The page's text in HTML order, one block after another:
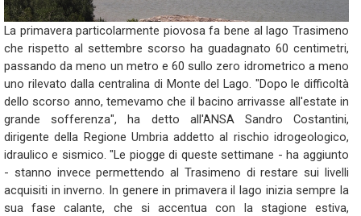
La primavera particolarmente piovosa fa bene al lago Trasimeno
che rispetto al settembre scorso ha guadagnato 60 centimetri,
passando da meno un metro e 60 sullo zero idrometrico a meno
uno rilevato dalla centralina di Monte del Lago. "Dopo le difficoltà
dello scorso anno, temevamo che il bacino arrivasse all'estate in
grande
sofferenza", ha detto all'ANSASandro
Costantini,
dirigente della Regione Umbria addetto al rischio idrogeologico,
idraulico e sismico. "Le piogge di queste settimane - ha aggiunto
- stanno invece permettendo al Trasimeno di restare sui livelli
acquisiti in inverno. In genere in primavera il lago inizia sempre la
sua fase calante, che si accentua con la stagione
estiva,